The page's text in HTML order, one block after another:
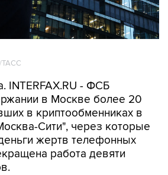
ТАСС
INTERFAX.RU - ФСБ
в Москве более 20
в криптообменниках в
Сити", через которые
жертв телефонных
работа девяти